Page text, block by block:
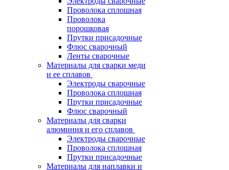
Проволока сплошная
Проволока
порошковая
Прутки присадочные
Флюс сварочный
Ленты сварочные
Материалы для сварки меди
и ее сплавов
Электроды сварочные
Проволока сплошная
Прутки присадочные
Флюс сварочный
Материалы для сварки
алюминия и его сплавов
Электроды сварочные
Проволока сплошная
Прутки присадочные
Материалы для наплавки и